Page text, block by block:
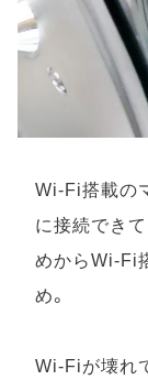
Wi-Fi搭載の
に接続でき
めからWi-Fi
め。
Wi-Fiが壊れ